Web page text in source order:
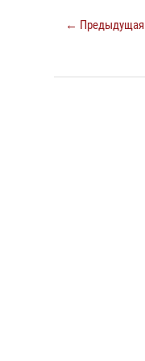
← Предыдущая